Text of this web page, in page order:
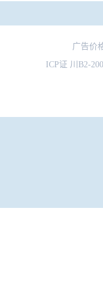
广告价
ICP证 川B2-